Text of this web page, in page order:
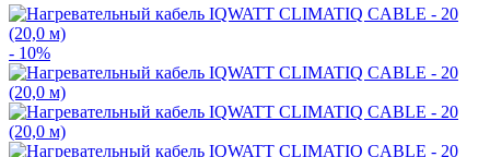
- 10%